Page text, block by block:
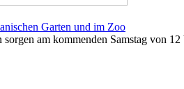
Garten und im Zoo
am kommenden Samstag von